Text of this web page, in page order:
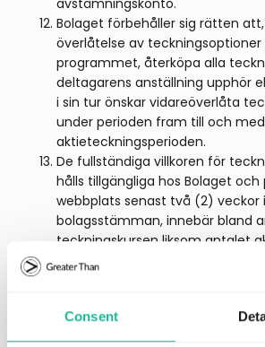
Consent
avstämningskonto.
Bolaget förbehåller sig rätten
överlåtelse av
programmet, återköpa alla
deltagarens anställning upphör
i sin tur önskar vidareöverlåta
under perioden fram till och
aktieteckningsperioden.
De fullständiga villkoren för
hålls tillgängliga hos Bolaget och
webbplats senast två (2) veckor
bolagsstämman, innebär bland
teckningskursen liksom antalet
teckningsoption berättigar till
Skäl för avvikelse från aktieägarnas